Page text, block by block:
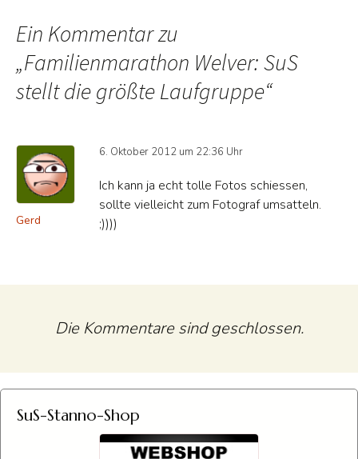
Ein Kommentar zu
„Familienmarathon Welver: SuS
stellt die größte Laufgruppe“
Gerd
6. Oktober 2012 um 22:36 Uhr
Ich kann ja echt tolle Fotos schiessen,
sollte vielleicht zum Fotograf umsatteln.
;))))
Die Kommentare sind geschlossen.
SuS-Stanno-Shop